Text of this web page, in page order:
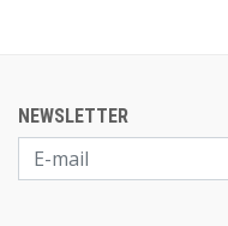
NEWSLETTER